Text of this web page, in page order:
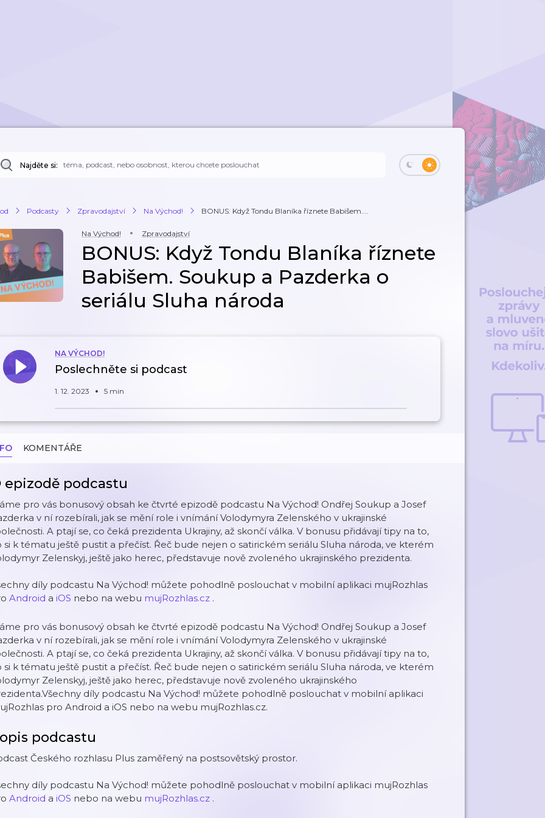
Najděte si:
Podcasty Zpravodajství Na Východ! BONUS: Když Tondu Blaníka říznete Babišem....
Na Východ! Zpravodajství
BONUS: Když Tondu Blaníka říznete
Babišem. Soukup a Pazderka o
seriálu Sluha národa
NA VÝCHOD!
Poslechněte si podcast
1. 12. 2023 5 min
KOMENTÁŘE
epizodě podcastu
pro vás bonusový obsah ke čtvrté epizodě podcastu Na Východ! Ondřej Soukup a Josef
v ní rozebírali, jak se mění role i vnímání Volodymyra Zelenského v ukrajinské
A ptají se, co čeká prezidenta Ukrajiny, až skončí válka. V bonusu přidávají tipy na to,
si k tématu ještě pustit a přečíst. Řeč bude nejen o satirickém seriálu Sluha národa, ve kterém
Zelenskyj, ještě jako herec, představuje nově zvoleného ukrajinského prezidenta.
díly podcastu Na Východ! můžete pohodlně poslouchat v mobilní aplikaci mujRozhlas
Android a iOS nebo na webu mujRozhlas.cz .
pro vás bonusový obsah ke čtvrté epizodě podcastu Na Východ! Ondřej Soukup a Josef
v ní rozebírali, jak se mění role i vnímání Volodymyra Zelenského v ukrajinské
A ptají se, co čeká prezidenta Ukrajiny, až skončí válka. V bonusu přidávají tipy na to,
si k tématu ještě pustit a přečíst. Řeč bude nejen o satirickém seriálu Sluha národa, ve kterém
Zelenskyj, ještě jako herec, představuje nově zvoleného ukrajinského
díly podcastu Na Východ! můžete pohodlně poslouchat v mobilní aplikaci
pro Android a iOS nebo na webu mujRozhlas.cz.
podcastu
Českého rozhlasu Plus zaměřený na postsovětský prostor.
díly podcastu Na Východ! můžete pohodlně poslouchat v mobilní aplikaci mujRozhlas
Android a iOS nebo na webu mujRozhlas.cz .